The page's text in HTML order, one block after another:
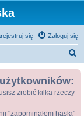
Zaloguj się
się
zrobić kilka rzeczy
"zapominałem hasła"